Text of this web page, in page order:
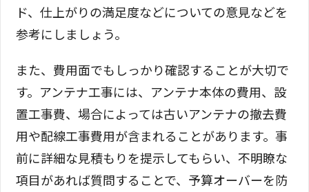
ド、仕上がりの満足度などについての意見などを
参考にしましょう。
また、費用面でもしっかり確認することが大切で
す。アンテナ工事には、アンテナ本体の費用、設
置工事費、場合によっては古いアンテナの撤去費
用や配線工事費用が含まれることがあります。事
前に詳細な見積もりを提示してもらい、不明瞭な
項目があれば質問することで、予算オーバーを防